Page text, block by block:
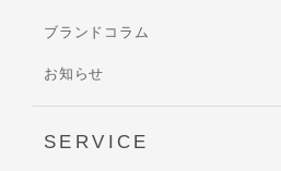
ブランドコラム
お知らせ
SERVICE